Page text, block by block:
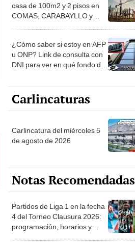
casa de 100m2 y 2 pisos en
COMAS, CARABAYLLO y
¿Cómo saber si estoy en AFP
u ONP? Link de consulta con
DNI para ver en qué fondo de
Carlincaturas
Carlincatura del miércoles 5
de agosto de 2026
Notas Recomendadas
Partidos de Liga 1 en la fecha
4 del Torneo Clausura 2026:
programación, horarios y